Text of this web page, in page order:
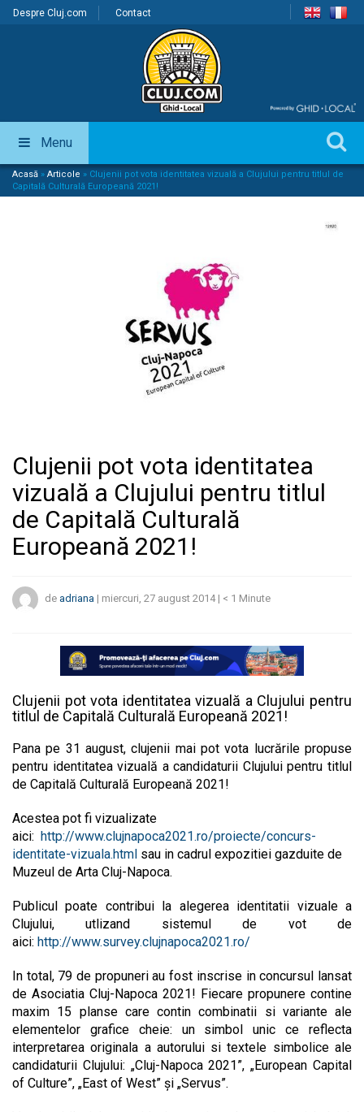
Despre Cluj.com Contact
Menu
Acasă » Articole » Clujenii pot vota identitatea vizuală a Clujului pentru titlul de
Capitală Culturală Europeană 2021!
Clujenii pot vota identitatea
vizuală a Clujului pentru titlul
de Capitală Culturală
Europeană 2021!
de adriana | miercuri, 27 august 2014| < 1 Minute
Clujenii pot vota identitatea vizuală a Clujului pentru
titlul de Capitală Culturală Europeană 2021!
Pana pe 31 august, clujenii mai pot vota lucrările propuse
pentru identitatea vizuală a candidaturii Clujului pentru titlul
de Capitală Culturală Europeană 2021!
Acestea pot fi vizualizate
aici: http://www.clujnapoca2021.ro/proiecte/concurs-
identitate-vizuala.html sau in cadrul expozitiei gazduite de
Muzeul de Arta Cluj-Napoca.
Publicul poate contribui la alegerea identitatii vizuale a
Clujului, utlizand sistemul de vot de
aici: http://www.survey.clujnapoca2021.ro/
In total, 79 de propuneri au fost inscrise in concursul lansat
de Asociatia Cluj-Napoca 2021! Fiecare propunere contine
maxim 15 planse care contin combinatii si variante ale
elementelor grafice cheie: un simbol unic ce reflecta
interpretarea originala a autorului si textele simbolice ale
candidaturii Clujului: „Cluj-Napoca 2021”, „European Capital
of Culture”, „East of West” și „Servus”.